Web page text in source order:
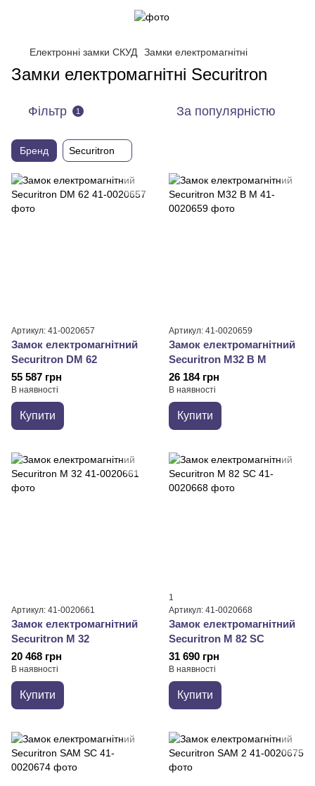
Електронні замки СКУД Замки електромагнітні
Замки електромагнітні Securitron
Фільтр 1 За популярністю
Бренд Securitron
Артикул: 41-0020657
Замок електромагнітний
Securitron DM 62
55 587 грн
В наявності
Купити
Артикул: 41-0020659
Замок електромагнітний
Securitron M32 B M
26 184 грн
В наявності
Купити
Артикул: 41-0020661
Замок електромагнітний
Securitron M 32
20 468 грн
В наявності
Купити
1
Артикул: 41-0020668
Замок електромагнітний
Securitron M 82 SC
31 690 грн
В наявності
Купити